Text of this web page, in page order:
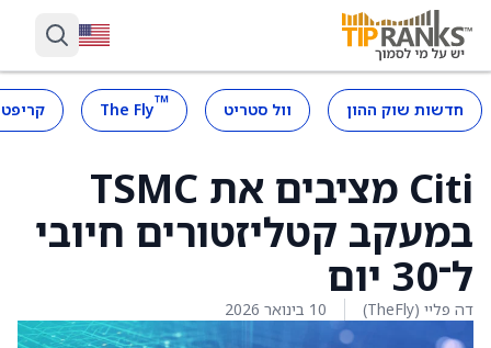
חדשות שוק ההון וול סטריט ™
The Fly
Citi מציבים את TSMC
במעקב קטליזטורים חיובי
ל־30 יום
דה פליי (TheFly) 10 בינואר 2026